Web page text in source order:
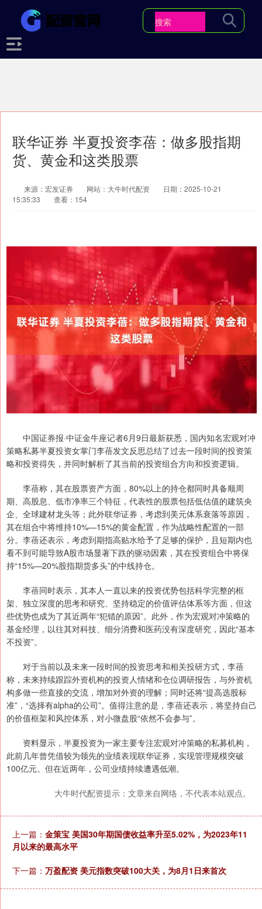
联华证券 半夏投资李蓓：做多股指期
货、黄金和这类股票
来源：宏发证券 网站：大牛时代配资
日期：2025-10-21
15:35:33
查看：154
中国证券报·中证金牛座记者6月9日最新获悉，国内知名宏观对冲
策略私募半夏投资女掌门李蓓发文反思总结了过去一段时间的投资策
略和投资得失，并同时解析了其当前的投资组合方向和投资逻辑。
李蓓称，其在股票资产方面，80%以上的持仓都同时具备顺周
期、高股息、低市净率三个特征，代表性的股票包括低估值的建筑央
企、全球建材龙头等；此外联华证券，考虑到美元体系衰落等原因，
其在组合中将维持10%—15%的黄金配置，作为战略性配置的一部
分。李蓓还表示，考虑到期指高贴水给予了足够的保护，且短期内也
看不到可能导致A股市场显著下跌的驱动因素，其在投资组合中将保
持“15%—20%股指期货多头”的中线持仓。
李蓓同时表示，其本人一直以来的投资优势包括科学完整的框
架、独立深度的思考和研究、坚持稳定的价值评估体系等方面，但这
些优势也成为了其近两年“犯错的原因”。此外，作为宏观对冲策略的
基金经理，以往其对科技、细分消费和医药没有深度研究，因此“基本
不投资”。
对于当前以及未来一段时间的投资思考和相关投研方式，李蓓
称，未来持续跟踪外资机构的投资人情绪和仓位调研报告，与外资机
构多做一些直接的交流，增加对外资的理解；同时还将“提高选股标
准”，“选择有alpha的公司”。值得注意的是，李蓓还表示，将坚持自己
的价值框架和风控体系，对小微盘股“依然不会参与”。
资料显示，半夏投资为一家主要专注宏观对冲策略的私募机构，
此前几年曾凭借较为领先的业绩表现联华证券，实现管理规模突破
100亿元。但在近两年，公司业绩持续遭遇低潮。
大牛时代配资提示：文章来自网络，不代表本站观点。
上一篇： 金策宝 美国30年期国债收益率升至5.02%，为2023年11
月以来的最高水平
下一篇： 万盈配资 美元指数突破100大关，为8月1日来首次